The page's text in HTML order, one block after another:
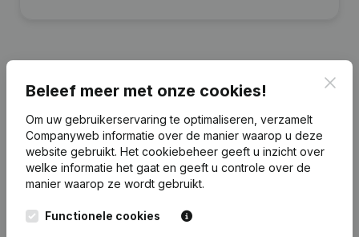
Publicatiesvan Beat The Heat
Datum Publicatie
Rubriek Oprichting (Nieuwe
Beleef meer met onze cookies!
Om uw gebruikerservaring te optimaliseren, verzamelt
Companyweb informatie over de manier waarop u deze
website gebruikt. Het cookiebeheer geeft u inzicht over
welke informatie het gaat en geeft u controle over de
manier waarop ze wordt gebruikt.
Functionele cookies